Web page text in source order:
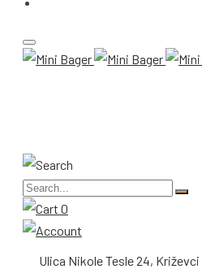
0
Ulica Nikole Tesle 24, Križevci